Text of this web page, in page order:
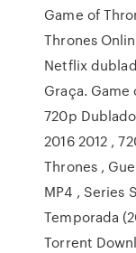
Game of
Thrones
Netflix
Graça. Game
720p
2016 2012 ,
Thrones ,
MP4 , Series
Temporada
Torrent